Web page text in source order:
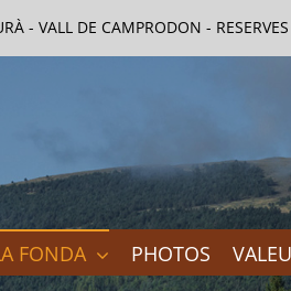
- VALL DE CAMPRODON -
FONDA PHOTOS